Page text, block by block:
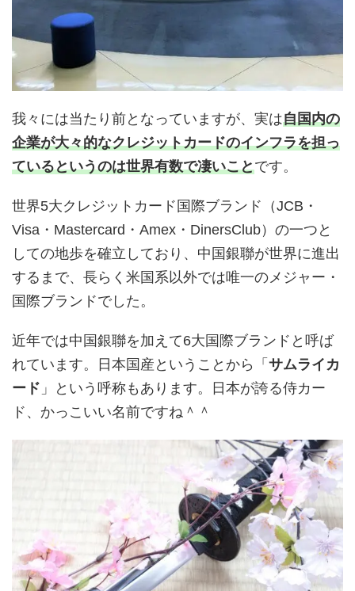
我々には当たり前となっていますが、実は自国内の
企業が大々的なクレジットカードのインフラを担っ
ているというのは世界有数で凄いことです。
世界5大クレジットカード国際ブランド（JCB・
Visa・Mastercard・Amex・DinersClub）の一つと
しての地歩を確立しており、中国銀聯が世界に進出
するまで、長らく米国系以外では唯一のメジャー・
国際ブランドでした。
近年では中国銀聯を加えて6大国際ブランドと呼ば
れています。日本国産ということから「 サムライカ
ード 」という呼称もあります。日本が誇る侍カー
ド、かっこいい名前ですね＾＾